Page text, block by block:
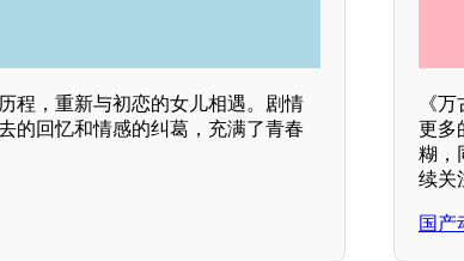
程，重新与初恋的女儿相遇。剧情
的回忆和情感的纠葛，充满了青春
《
更多
糊，
续关
国产